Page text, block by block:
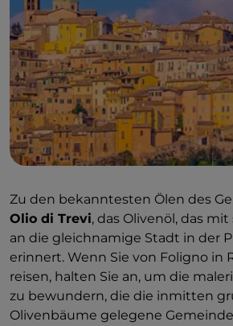
Zu den bekanntesten Ölen des
Olio di Trevi, das Olivenöl, das
an die gleichnamige Stadt in der
erinnert. Wenn Sie von Foligno in
reisen, halten Sie an, um die
zu bewundern, die die inmitten
Olivenbäume gelegene